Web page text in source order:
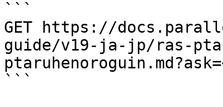
```
GET https://
guide/v19-ja-jp/ras-
```